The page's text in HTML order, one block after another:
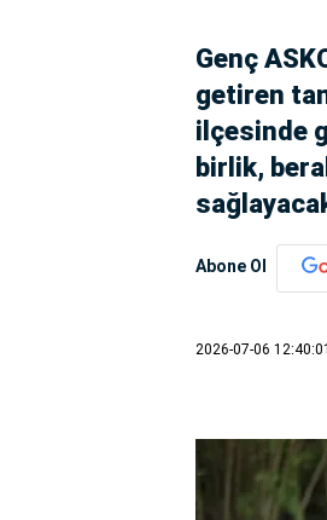
Genç
getiren
ilçesinde
birlik,
Abone Ol
2026-07-06 12:40:01